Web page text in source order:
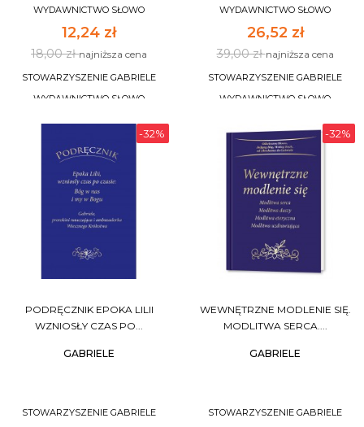
WYDAWNICTWO SŁOWO
12,24 zł
18,00 złnajniższa cena
STOWARZYSZENIE GABRIELE
WYDAWNICTWO SŁOWO
WYDAWNICTWO SŁOWO
26,52 zł
39,00 złnajniższa cena
STOWARZYSZENIE GABRIELE
WYDAWNICTWO SŁOWO
DO KOSZYKA
-32%
PODRĘCZNIK EPOKA LILII
WZNIOSŁY CZAS PO...
GABRIELE
STOWARZYSZENIE GABRIELE
-32%
WEWNĘTRZNE MODLENIE SIĘ.
MODLITWA SERCA....
GABRIELE
STOWARZYSZENIE GABRIELE